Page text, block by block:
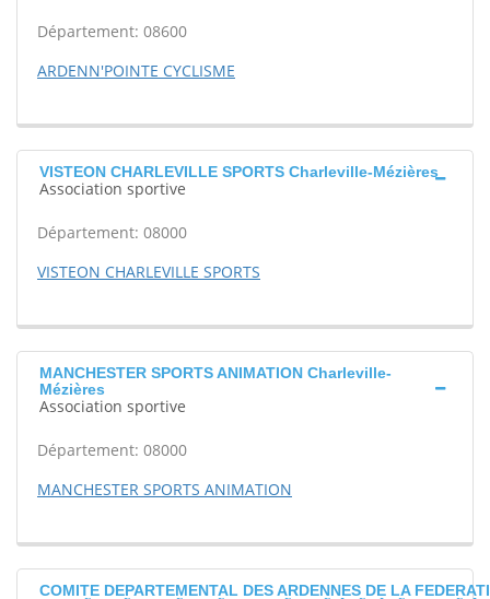
Département: 08600
ARDENN'POINTE CYCLISME
VISTEON CHARLEVILLE SPORTS Charleville-Mézières
Association sportive
Département: 08000
VISTEON CHARLEVILLE SPORTS
MANCHESTER SPORTS ANIMATION Charleville-
Mézières
Association sportive
Département: 08000
MANCHESTER SPORTS ANIMATION
COMITE DEPARTEMENTAL DES ARDENNES DE LA